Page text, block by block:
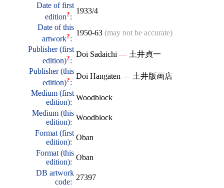
Date of first
edition?:
1933/4
Date of this
artwork?:
1950-63 (may not be accurate)
Publisher (first
edition)?:
Doi Sadaichi — 土井貞一
Publisher (this
edition)?:
Doi Hangaten — 土井版画店
Medium (first
edition):
Woodblock
Medium (this
edition):
Woodblock
Format (first
edition):
Oban
Format (this
edition):
Oban
DB artwork
code:
27397